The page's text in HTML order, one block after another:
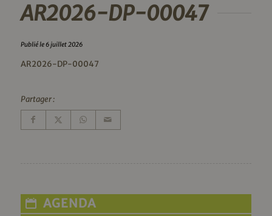
AR2026-DP-00047
Publié le 6 juillet 2026
AR2026-DP-00047
Partager :
AGENDA